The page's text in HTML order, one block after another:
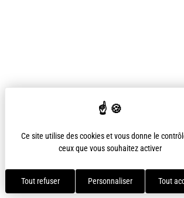
Ce site utilise des cookies et vous donne le
ceux que vous souhaitez activer
Tout
Tout refuser Personnaliser